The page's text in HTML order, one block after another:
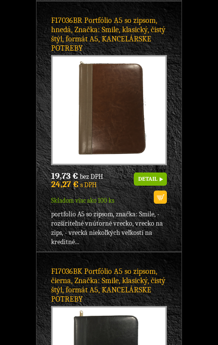
F17036BR Portfólio A5 so zipsom,
hnedá, Značka: Smile, klasický, čistý
štýl, formát A5, KANCELÁRSKE
POTREBY
19,73 €bez DPH
24,27 €s DPH
Skladom viac ako 100 ks
DETAIL
portfolio A5 so zipsom, značka: Smile, -
rozšíriteľné vnútorné vrecko, vrecko na
zips, - vrecká niekoľkých veľkostí na
kreditné...
F17036BK Portfólio A5 so zipsom,
čierna, Značka: Smile, klasický, čistý
štýl, formát A5, KANCELÁRSKE
POTREBY